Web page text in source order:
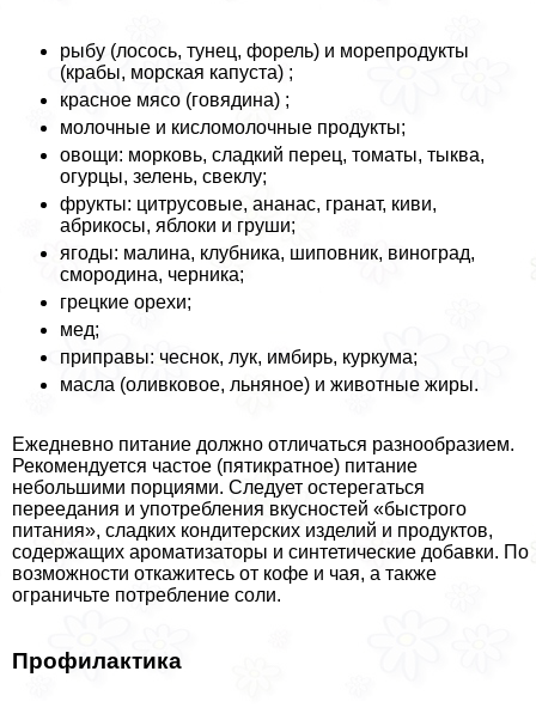
рыбу (лосось, тунец, форель) и морепродукты
(кpaбы, морская капуста) ;
красное мясо (говядина) ;
молочные и кисломолочные продукты;
овощи: морковь, сладкий перец, томаты, тыква,
огурцы, зелень, свеклу;
фрукты: цитрусовые, ананас, гранат, киви,
абрикосы, яблоки и груши;
ягоды: малина, клубника, шиповник, виноград,
смородина, черника;
грецкие орехи;
мед;
приправы: чеснок, лук, имбирь, куркума;
масла (оливковое, льняное) и животные жиры.
Ежедневно питание должно отличаться разнообразием.
Рекомендуется частое (пятикратное) питание
небольшими порциями. Следует остерегаться
переедания и употрeбления вкусностей «быстрого
питания», сладких кондитерских изделий и продуктов,
содержащих ароматизаторы и синтетические добавки. По
возможности откажитесь от кофе и чая, а также
ограничьте потрeбление соли.
Профилактика